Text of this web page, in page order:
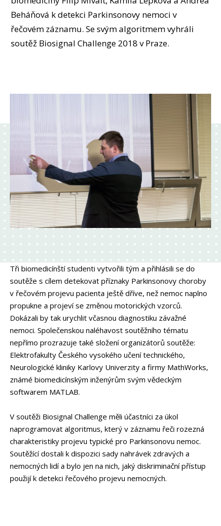
OSOBY
LABORATOŘE
MÉDIA
KONFERENCE A SOUTĚŽE
Beháňová k detekci Parkinsonovy nemoci v
řečovém záznamu. Se svým algoritmem vyhráli
soutěž Biosignal Challenge 2018 v Praze.
Tři biomedicínští studenti vytvořili tým a přihlásili se do
soutěže s cílem detekovat příznaky Parkinsonovy choroby
v řečovém projevu pacienta ještě dříve, než nemoc naplno
propukne a projeví se změnou motorických vzorců.
Dokázali by tak urychlit včasnou diagnostiku závažné
nemoci. Společenskou naléhavost soutěžního tématu
nepřímo prozrazuje také složení organizátorů soutěže:
Elektrofakulty Českého vysokého učení technického,
Neurologické kliniky Karlovy Univerzity a firmy MathWorks,
známé biomedicínským inženýrům svým vědeckým
softwarem MATLAB.
V soutěži Biosignal Challenge měli účastníci za úkol
naprogramovat algoritmus, který v záznamu řeči rozezná
charakteristiky projevu typické pro Parkinsonovu nemoc.
Soutěžící dostali k dispozici sady nahrávek zdravých a
nemocných lidí a bylo jen na nich, jaký diskriminační přístup
použijí k detekci řečového projevu nemocných.